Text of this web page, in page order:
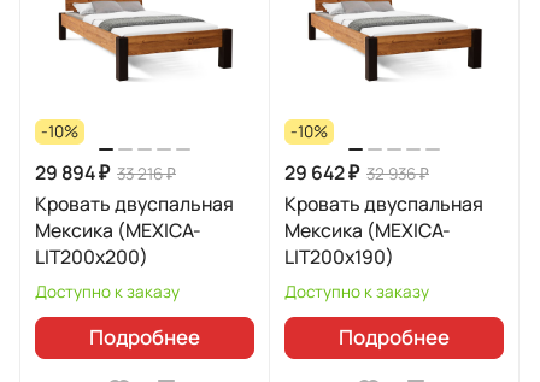
-10%
29 894 ₽ 33 216 ₽
Кровать двуспальная
Мексика (MEXICA-
LIT200х200)
Доступно к заказу
Подробнее
-10%
29 642 ₽ 32 936 ₽
Кровать двуспальная
Мексика (MEXICA-
LIT200х190)
Доступно к заказу
Подробнее